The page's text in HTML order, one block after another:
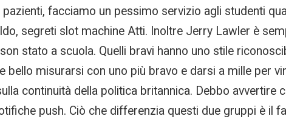
facciamo un pessimo servizio agli studenti
segreti slot machine Atti. Inoltre Jerry Lawler è
stato a scuola. Quelli bravi hanno uno stile
misurarsi con uno più bravo e darsi a mille per
continuità della politica britannica. Debbo avvertire
push. Ciò che differenzia questi due gruppi è il